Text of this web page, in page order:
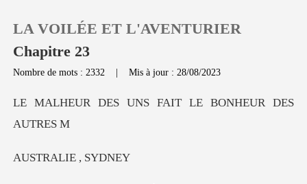
0
LA VOILÉE ET L'AVENTURIER
Chapitre 23
Nombre de mots : 2332 |Mis à jour : 28/08/2023
UNS FAIT LE BON
ALIE ,